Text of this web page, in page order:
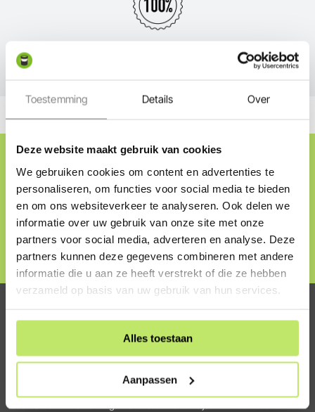
Toestemming Details Over
Deze website maakt gebruik van cookies
We gebruiken cookies om content en advertenties te
personaliseren, om functies voor social media te bieden
en om ons websiteverkeer te analyseren. Ook delen we
informatie over uw gebruik van onze site met onze
partners voor social media, adverteren en analyse. Deze
partners kunnen deze gegevens combineren met andere
informatie die u aan ze heeft verstrekt of die ze hebben
verzameld op basis van uw gebruik van hun services.
Alles toestaan
Aanpassen
Cadeaubon ontvangen?
Schrijf je in op onze nieuwsbrief en ontvang direct
onze welkomstaanbieding, tips & tricks en nieuwtjes
over tuinverlichting.
Direct inschrijven
De online specialist voor jouw
Tuinverlichtingswinkel.nl is hét adres voor slimme, kwalitatieve en